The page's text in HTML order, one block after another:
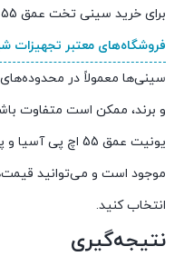
برای خرید سینی تخت عمق 55 اچ پی آسیا می‌توانید به
فروشگاه‌های معتبر تجهیزات
سینی‌ها معمولاً در
یونیت عمق 55 اچ
موجود است و می‌توانید
انتخاب کنید.
نتیجه‌گیری